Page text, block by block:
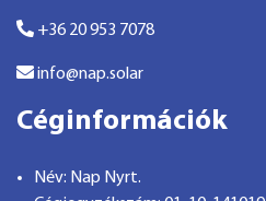
+36 20 953 7078
info@nap.solar
Céginformációk
Név: Nap Nyrt.